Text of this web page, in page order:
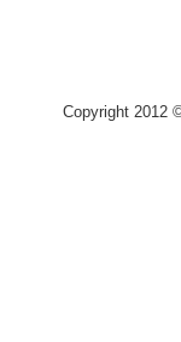
Copyright 2012